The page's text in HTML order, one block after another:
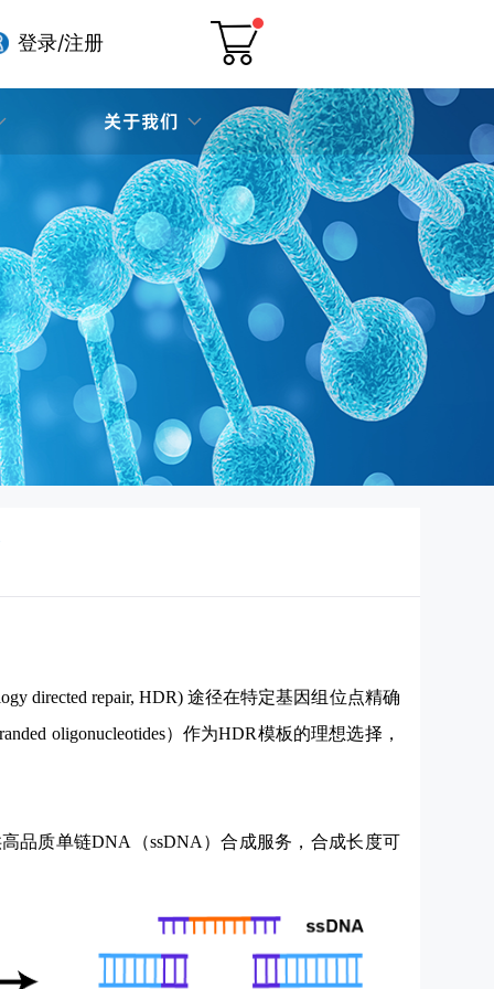
登录/注册
关于我们
directed repair, HDR) 途径在特定基因组位点精确
oligonucleotides）作为HDR模板的理想选择，
品质单链DNA（ssDNA）合成服务，合成长度可